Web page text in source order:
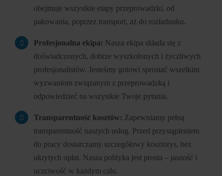
obejmuje wszystkie etapy przeprowadzki, od
pakowania, poprzez transport, aż do rozładunku.
Profesjonalna ekipa: Nasza ekipa składa się z
doświadczonych, dobrze wyszkolonych i życzliwych
profesjonalistów. Jesteśmy gotowi sprostać wszelkim
wyzwaniom związanym z przeprowadzką i
odpowiedzieć na wszystkie Twoje pytania.
Transparentność kosztów: Zapewniamy pełną
transparentność naszych usług. Przed przystąpieniem
do pracy dostarczamy szczegółowy kosztorys, bez
ukrytych opłat. Nasza polityka jest prosta – jasność i
uczciwość w każdym calu.